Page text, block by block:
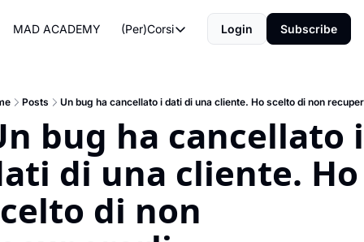
MAD ACADEMY (Per)Corsi
(Per)Corsi
Life Operating System
The Reviews
Login Subscribe
Posts Un bug ha cancellato i dati di una cliente. Ho scelto di non
bug ha cancellato i
di una cliente. Ho
di non